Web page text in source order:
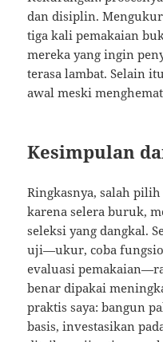
dan disiplin.
tiga kali pemakaian
mereka yang ingin
terasa lambat. Selain
awal meski
Kesimpulan
Ringkasnya, salah
karena selera buruk,
seleksi yang dangkal.
uji—ukur, coba
evaluasi
benar dipakai
praktis saya: bangun
basis, investasikan